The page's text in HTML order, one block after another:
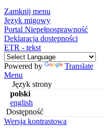
Zamknij menu
Język migowy
Portal Niepełnosprawność
Deklaracja dostępności
ETR - tekst
Powered by
Translate
Menu
Język strony
polski
english
Dostępność
Wersja kontrastowa